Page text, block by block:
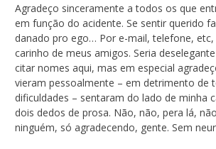
Agradeço sinceramente a todos os que
em função do acidente. Se sentir querido
danado pro ego… Por e-mail, telefone,
carinho de meus amigos. Seria
citar nomes aqui, mas em especial
vieram pessoalmente – em detrimento de
dificuldades – sentaram do lado de minha
dois dedos de prosa. Não, não, pera lá,
ninguém, só agradecendo, gente. Sem